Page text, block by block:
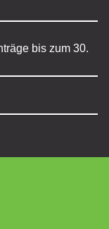
bis zum 30.